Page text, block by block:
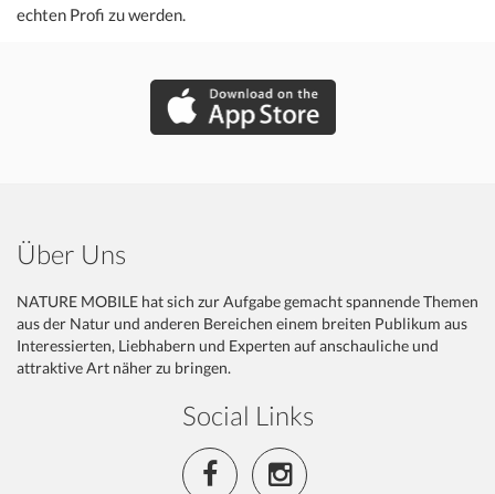
echten Profi zu werden.
Über Uns
NATURE MOBILE hat sich zur Aufgabe gemacht spannende Themen
aus der Natur und anderen Bereichen einem breiten Publikum aus
Interessierten, Liebhabern und Experten auf anschauliche und
attraktive Art näher zu bringen.
Social Links